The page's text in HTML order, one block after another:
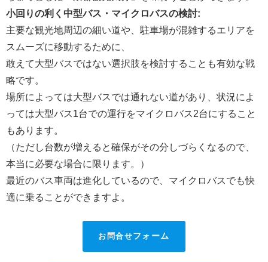
小回りの利く中型バス・マイクロバスの検討:
主要な観光地周辺の細い道や、駐車場が混雑するエリアを
スムーズに移動するために、
敢えて大型バスではない選択肢を検討することも有効な戦
略です。
場所によっては大型バスでは通れない道があり、状況によ
っては大型バス1台での運行をマイクロバス2台にすること
もあります。
（ただし台数が増えると確保がその分しづらくなるので、
本当に必要な場合に限ります。）
最近のバス車両は進化しているので、マイクロバスでも快
適に乗ることができますよ。
お問合せフォーム